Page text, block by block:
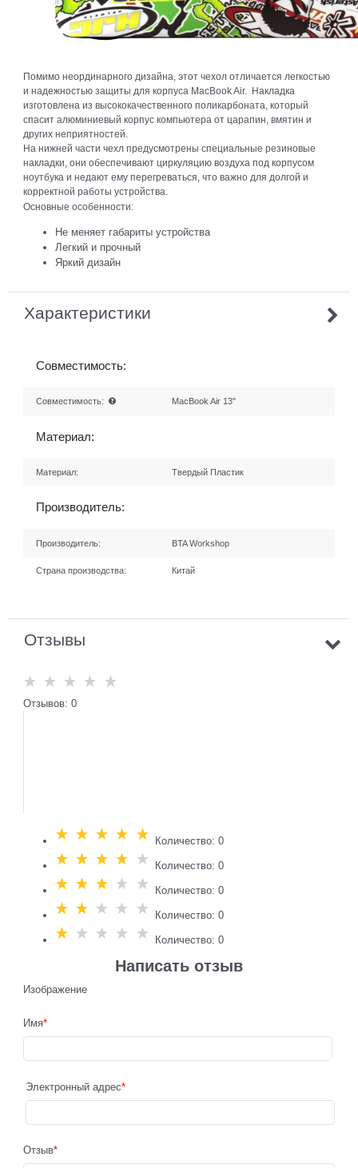
Помимо неординарного дизайна, этот чехол отличается легкостью
и надежностью защиты для корпуса MacBook Air. Накладка
изготовлена из высококачественного поликарбоната, который
спасит алюминиевый корпус компьютера от царапин, вмятин и
других неприятностей.
На нижней части чехл предусмотрены специальные резиновые
накладки, они обеспечивают циркуляцию воздуха под корпусом
ноутбука и недают ему перегреваться, что важно для долгой и
корректной работы устройства.
Основные особенности:
Не меняет габариты устройства
Легкий и прочный
Яркий дизайн
Характеристики
Совместимость:
Совместимость: MacBook Air 13"
Материал:
Материал: Твердый Пластик
Производитель:
Производитель: BTA Workshop
Страна производства: Китай
Отзывы
Отзывов: 0
Количество: 0
Количество: 0
Количество: 0
Количество: 0
Количество: 0
Написать отзыв
Изображение
Имя
Электронный адрес
Отзыв